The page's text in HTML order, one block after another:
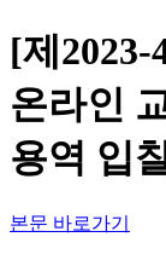
[제2023-
온라인
용역 입
본문 바로가기